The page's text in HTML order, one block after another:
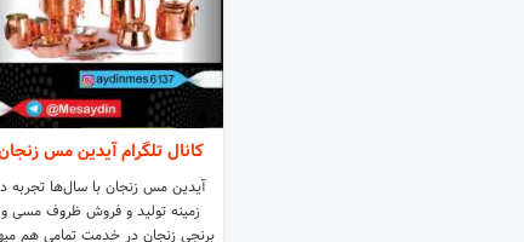
کانال تلگرام آیدین مس
آیدین مس زنجان با سال‌ها تجربه
زمینه تولید و فروش ظروف مسی و
برنجی زنجان در خدمت تمامی هم